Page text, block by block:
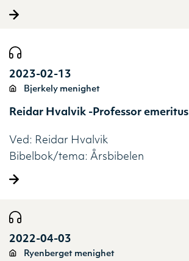
2023-02-13
Bjerkely menighet
Reidar Hvalvik -Professor emeritus
Ved: Reidar Hvalvik
Bibelbok/tema: Årsbibelen
2022-04-03
Ryenberget menighet